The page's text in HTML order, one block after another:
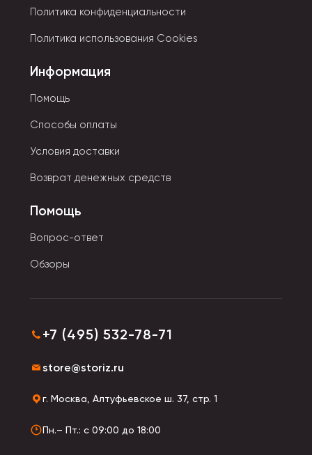
Политика конфиденциальности
Политика использования Cookies
Информация
Помощь
Способы оплаты
Условия доставки
Возврат денежных средств
Помощь
Вопрос-ответ
Обзоры
+7 (495) 532-78-71
store@storiz.ru
г. Москва, Алтуфьевское ш. 37, стр. 1
Пн.– Пт.: с 09:00 до 18:00